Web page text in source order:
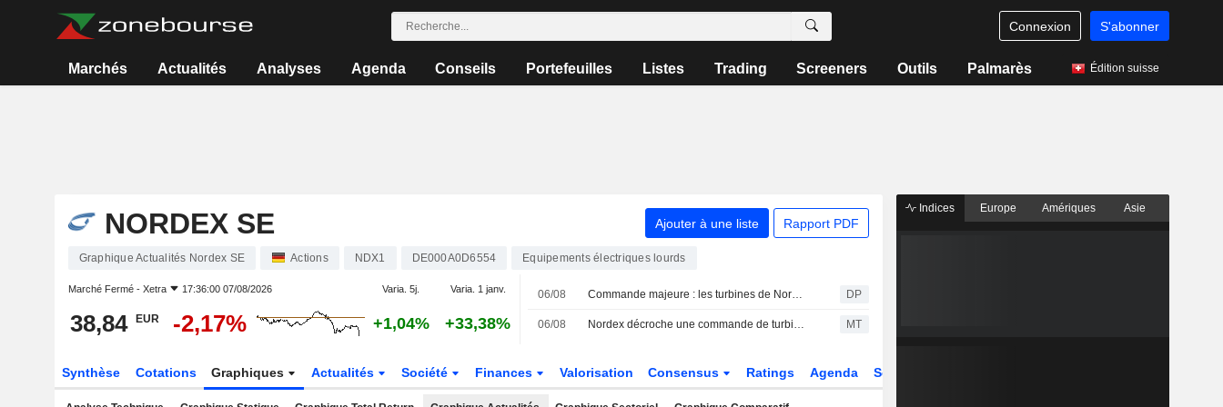
Connexion S'abonner
Marchés Actualités Analyses Agenda Conseils Portefeuilles Listes Trading Screeners Outils Palmarès Édition suisse
NORDEX SE Ajouter à une liste Rapport PDF
Graphique Actualités Nordex SE Actions NDX1 DE000A0D6554 Equipements électriques lourds
Marché Fermé - Xetra 17:36:00 07/08/2026 Varia. 5j. Varia. 1 janv.
38,84 EUR -2,17% +1,04% +33,38%
06/08 Commande majeure : les turbines de Nordex restent plébiscitées en Turquie DP
06/08 Nordex décroche une commande de turbines éoliennes auprès d'un client turc MT
Synthèse Cotations Graphiques Actualités Société Finances Valorisation Consensus Ratings Agenda Secteur
Indices Europe Amériques Asie